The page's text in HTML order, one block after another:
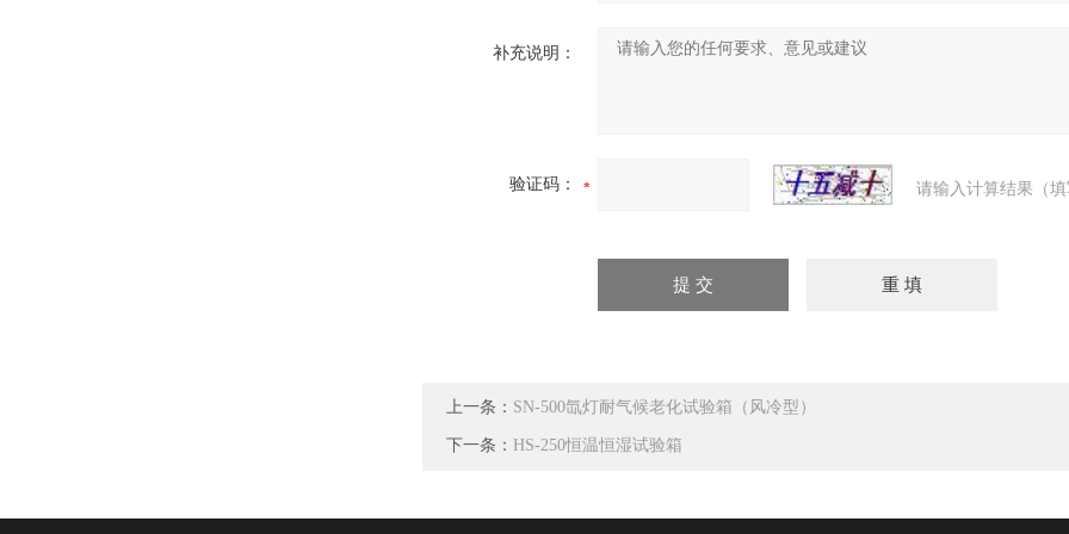
补充说明：
验证码： 请输入计算结果（
上一条： SN-500氙灯耐气候老化试验箱（风冷型）
下一条： HS-250恒温恒湿试验箱